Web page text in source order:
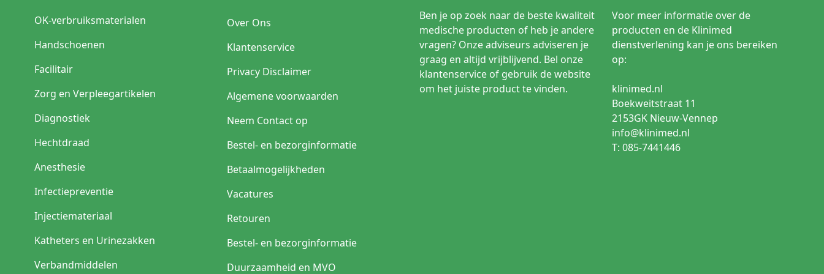
Steriel alcoholdoekje
Individueel verpakt voor hygiënisch en proceduregericht
Injecties, bloedafname, infuusaanleg,
vaccinaties
Praktisch en vaak voordelig bij algemene reiniging
Medische apparatuur en oppervlakken
Klein formaat voor snelle lokale huiddesinfectie
Injectieplaats of venapunctieplaats
Grote desinfectiewipe
Meer oppervlak per doekje
Grotere huidzones of hulpmiddelen
Behandelkamer, praktijk, verpleegafdeling
Welke alcoholdoekjes passen bij jouw toepassing?
Situatie
Voor injectie of vaccinatie
OK-verbruiksmaterialen
Handschoenen
Facilitair
Zorg en Verpleegartikelen
Diagnostiek
Hechtdraad
Anesthesie
Infectiepreventie
Injectiemateriaal
Katheters en Urinezakken
Verbandmiddelen
Over Ons
Klantenservice
Privacy Disclaimer
Algemene voorwaarden
Neem Contact op
Bestel- en bezorginformatie
Betaalmogelijkheden
Vacatures
Retouren
Bestel- en bezorginformatie
Duurzaamheid en MVO
Ben je op zoek naar de beste kwaliteit
medische producten of heb je andere
vragen? Onze adviseurs adviseren je
graag en altijd vrijblijvend. Bel onze
klantenservice of gebruik de website
om het juiste product te vinden.
Voor meer informatie over de
producten en de Klinimed
dienstverlening kan je ons bereiken
op:
klinimed.nl
Boekweitstraat 11
2153GK Nieuw-Vennep
info@klinimed.nl
T: 085-7441446